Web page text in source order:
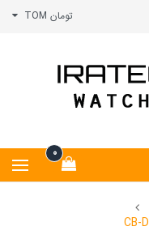
تومان TOM
0